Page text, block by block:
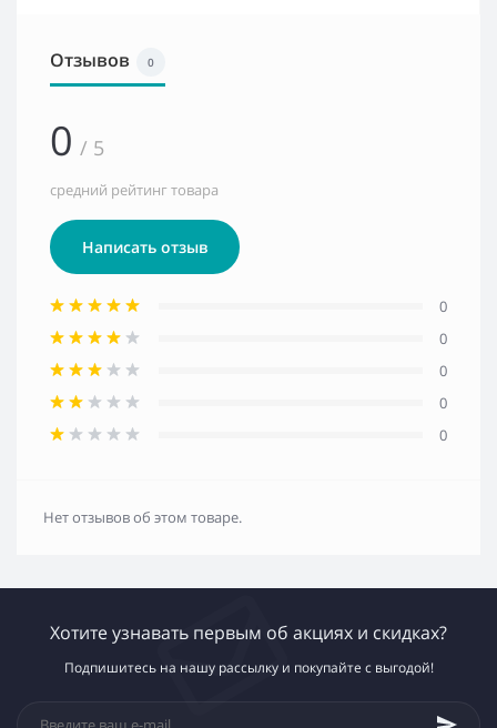
Отзывов 0
0 / 5
средний рейтинг товара
Написать отзыв
0
0
0
0
0
Нет отзывов об этом товаре.
Хотите узнавать первым об акциях и скидках?
Подпишитесь на нашу рассылку и покупайте с выгодой!